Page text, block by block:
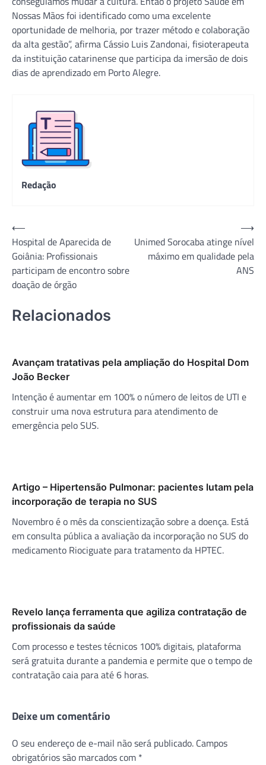
Nossas Mãos foi identificado como uma excelente
oportunidade de melhoria, por trazer método e colaboração
da alta gestão”, afirma Cássio Luis Zandonai, fisioterapeuta
da instituição catarinense que participa da imersão de dois
dias de aprendizado em Porto Alegre.
Redação
Navegação
de
Post
⟵
Hospital de Aparecida de
Goiânia: Profissionais
participam de encontro sobre
doação de órgão
Unimed Sorocaba atinge nível
máximo em qualidade pela
ANS
⟶
Relacionados
Avançam tratativas pela ampliação do Hospital Dom
João Becker
Intenção é aumentar em 100% o número de leitos de UTI e
construir uma nova estrutura para atendimento de
emergência pelo SUS.
Artigo – Hipertensão Pulmonar: pacientes lutam pela
incorporação de terapia no SUS
Novembro é o mês da conscientização sobre a doença. Está
em consulta pública a avaliação da incorporação no SUS do
medicamento Riociguate para tratamento da HPTEC.
Revelo lança ferramenta que agiliza contratação de
profissionais da saúde
Com processo e testes técnicos 100% digitais, plataforma
será gratuita durante a pandemia e permite que o tempo de
contratação caia para até 6 horas.
Deixe um comentário
O seu endereço de e-mail não será publicado. Campos
obrigatórios são marcados com *